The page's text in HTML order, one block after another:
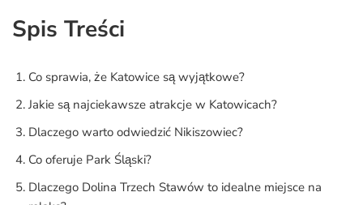
Spis Treści
Co sprawia, że Katowice są wyjątkowe?
Jakie są najciekawsze atrakcje w Katowicach?
Dlaczego warto odwiedzić Nikiszowiec?
Co oferuje Park Śląski?
Dlaczego Dolina Trzech Stawów to idealne miejsce na